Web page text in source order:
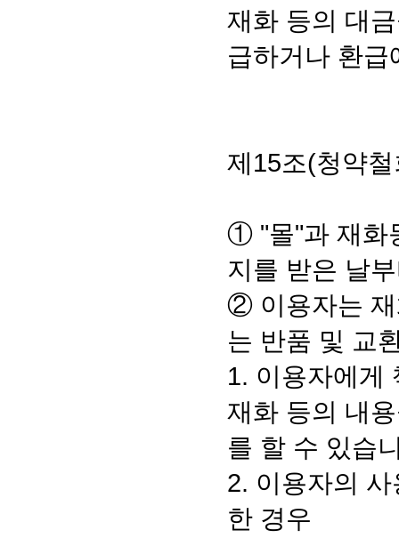
재화 등의 대
급하거나 환
제15조(청약
① "몰"과 재화
지를 받은 날
② 이용자는 재
는 반품 및 교
1. 이용자에게
재화 등의 내
를 할 수 있습
2. 이용자의
한 경우